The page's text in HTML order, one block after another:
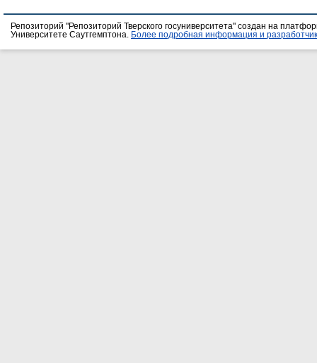
Репозиторий "Репозиторий Тверского госуниверситета" создан на
Университете Саутгемптона.
Более подробная информация и